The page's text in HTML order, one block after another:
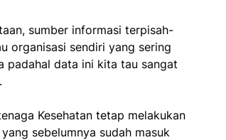
sumber informasi terpisah-
organisasi sendiri yang sering
padahal data ini kita tau sangat
Kesehatan tetap melakukan
sebelumnya sudah masuk